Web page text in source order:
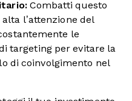
Combatti questo
l’attenzione del
le
targeting per evitare la
di coinvolgimento nel